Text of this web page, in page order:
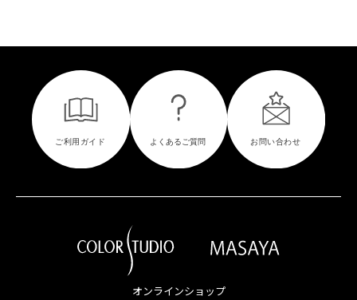
オンラインショップ